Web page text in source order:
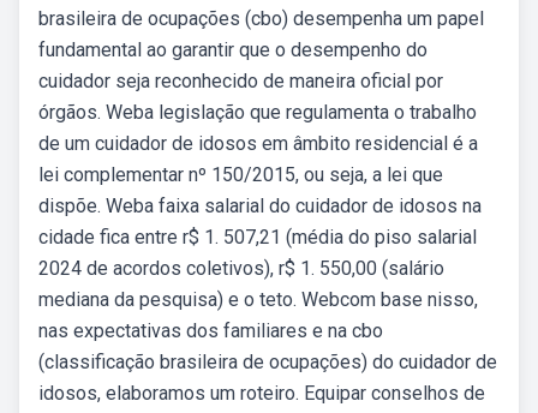
brasileira de ocupações (cbo) desempenha um papel
fundamental ao garantir que o desempenho do
cuidador seja reconhecido de maneira oficial por
órgãos. Weba legislação que regulamenta o trabalho
de um cuidador de idosos em âmbito residencial é a
lei complementar nº 150/2015, ou seja, a lei que
dispõe. Weba faixa salarial do cuidador de idosos na
cidade fica entre r$ 1. 507,21 (média do piso salarial
2024 de acordos coletivos), r$ 1. 550,00 (salário
mediana da pesquisa) e o teto. Webcom base nisso,
nas expectativas dos familiares e na cbo
(classificação brasileira de ocupações) do cuidador de
idosos, elaboramos um roteiro. Equipar conselhos de